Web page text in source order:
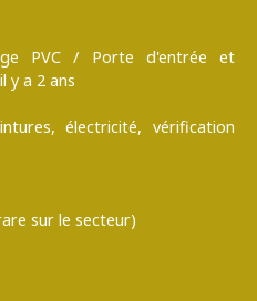
PVC / Porte d'entrée et
y a 2 ans
électricité, vérification
sur le secteur)